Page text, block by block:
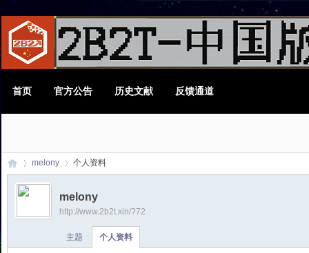
首页 官方公告 历史文献 反馈通道
›
melony 个人资料
melony
http://www.2b2t.xin/?72
主题 个人资料